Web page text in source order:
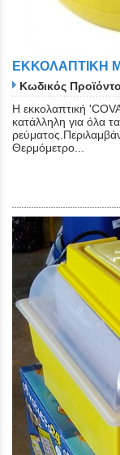
ΕΚΚΟΛΑΠΤΙΚΗ
Κωδικός
Η εκκολαπτική
κατάλληλη για όλα
Θερμόμετρο...